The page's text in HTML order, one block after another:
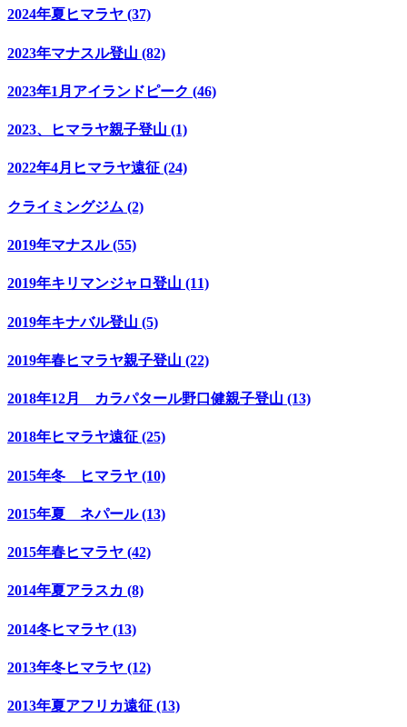
2024年夏ヒマラヤ (37)
2023年マナスル登山 (82)
2023年1月アイランドピーク (46)
2023、ヒマラヤ親子登山 (1)
2022年4月ヒマラヤ遠征 (24)
クライミングジム (2)
2019年マナスル (55)
2019年キリマンジャロ登山 (11)
2019年キナバル登山 (5)
2019年春ヒマラヤ親子登山 (22)
2018年12月 カラパタール野口健親子登山 (13)
2018年ヒマラヤ遠征 (25)
2015年冬 ヒマラヤ (10)
2015年夏 ネパール (13)
2015年春ヒマラヤ (42)
2014年夏アラスカ (8)
2014冬ヒマラヤ (13)
2013年冬ヒマラヤ (12)
2013年夏アフリカ遠征 (13)